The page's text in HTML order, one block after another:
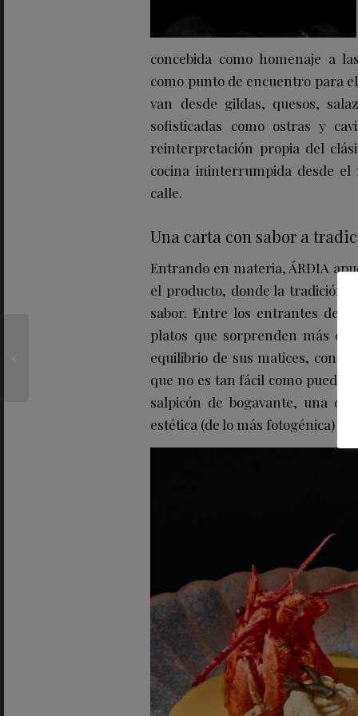
concebida como homenaje a
como punto de encuentro para
van desde gildas, quesos,
sofisticadas como ostras y
reinterpretación propia del
cocina ininterrumpida desde
calle.
Una carta con sabor a
Entrando en materia, ÁRDIA
el producto, donde la tradición
sabor. Entre los entrantes
platos que sorprenden más en
equilibrio de sus matices, con
que no es tan fácil como puede
salpicón de bogavante, una de
estética (de lo más fotogénica)